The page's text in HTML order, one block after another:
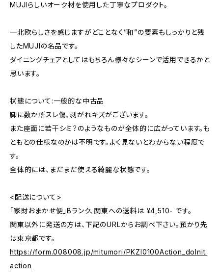
MUJIらしいオーク材を使用した丁寧なプロダクト。
一北欧らしさを感じますがどことなく”和”の要素もしっかりと残
したMUJIの名品です。
ダイニングチェアとしてはもちろん様々なシーンで活用できるかと
思います。
状態について:一般的な中古品
脚に数か所スレ傷、剥がれキズがございます。
また座面に若干シミ？のようなものが全体的に広がっています。も
ともとの仕様なのかは不明です。よく見ないとわからない程度で
す。
全体的には、まだまだ使える綺麗な状態です。
<配送について>
「家財おまかせ便」Bランク、関東への送料は ¥4,510- です。
関東以外に発送の方は、下記のURLからお調べ下さい。預かり先
は東京都です。
https://form.008008.jp/mitumori/PKZI0100Action_doInit.
action